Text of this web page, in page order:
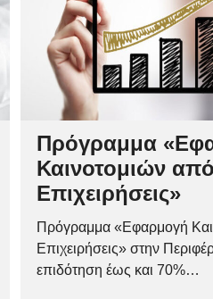
Πρόγραμμα
Καινοτομιών από
Επιχειρήσεις»
Πρόγραμμα «Εφαρμογή
Επιχειρήσεις» στην
επιδότηση έως και 70%…